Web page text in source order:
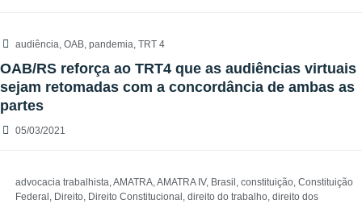
audiência, OAB, pandemia, TRT 4
OAB/RS reforça ao TRT4 que as audiências virtuais
sejam retomadas com a concordância de ambas as
partes
05/03/2021
advocacia trabalhista,AMATRA,AMATRA IV, Brasil , constituição, Constituição
Federal , Direito, Direito Constitucional , direito do trabalho, direito dos